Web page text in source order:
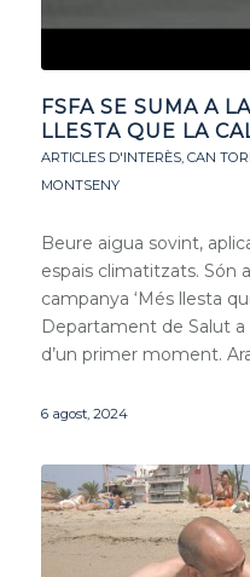
FSFA SE SUMA A
LLESTA QUE LA
ARTICLES D'INTERÈS, CAN
MONTSENY
Beure aigua sovint,
espais climatitzats. Són
campanya ‘Més llesta
Departament de Salut a
d’un primer moment.
6 agost, 2024